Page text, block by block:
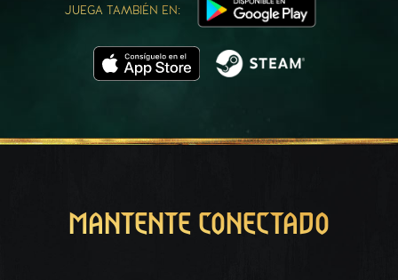
JUEGA TAMBIÉN EN:
MANTENTE CONECTADO